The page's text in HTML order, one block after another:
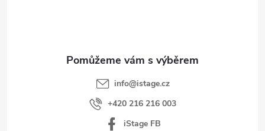
info@istage.cz
+420 216 216 003
iStage FB